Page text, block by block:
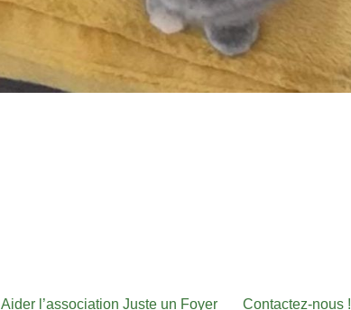
Aider l’association Juste un Foyer Contactez-nous !